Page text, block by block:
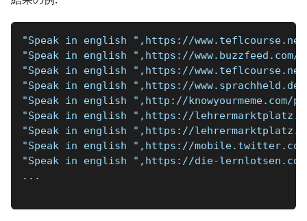
"Speak in english ",https://www.teflcourse.net/
"Speak in english ",https://www.buzzfeed.com/
"Speak in english ",https://www.teflcourse.net/
"Speak in english ",https://www.sprachheld.de/
"Speak in english ",http://knowyourmeme.com/
"Speak in english ",https://lehrermarktplatz.de/
"Speak in english ",https://lehrermarktplatz.de/
"Speak in english ",https://mobile.twitter.com/
"Speak in english ",https://die-lernlotsen.com/
...